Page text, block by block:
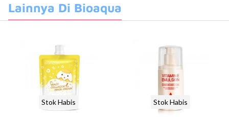
Lainnya Di Bioaqua
Stok Habis Stok Habis